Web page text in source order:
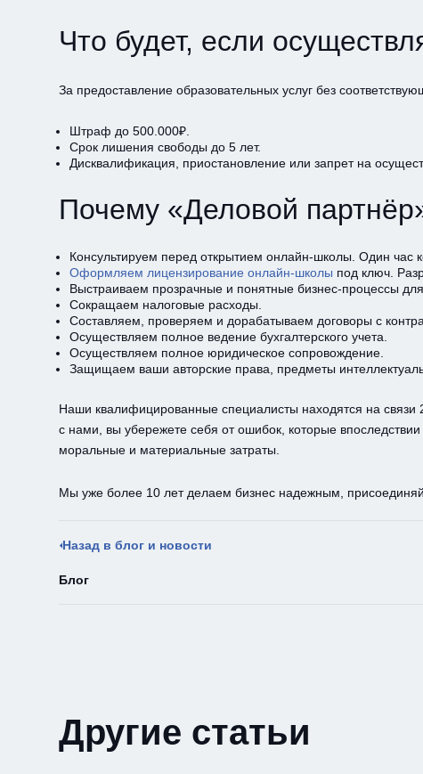
Что будет, если
За предоставление образовательных услуг без
Штраф до 500.000₽.
Срок лишения свободы до 5 лет.
Дисквалификация, приостановление или запрет на
Почему «Деловой
Консультируем перед открытием онлайн-школы. Один час
Оформляем лицензирование онлайн-школы под ключ.
Выстраиваем прозрачные и понятные бизнес-процессы
Сокращаем налоговые расходы.
Составляем, проверяем и дорабатываем договоры с
Осуществляем полное ведение бухгалтерского учета.
Осуществляем полное юридическое сопровождение.
Защищаем ваши авторские права, предметы
Наши квалифицированные специалисты находятся на
с нами, вы убережете себя от ошибок, которые
моральные и материальные затраты.
Мы уже более 10 лет делаем бизнес надежным,
Назад в блог и новости
Блог
Другие статьи